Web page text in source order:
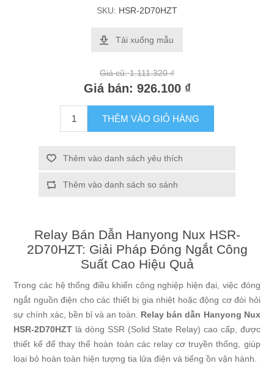
SKU: HSR-2D70HZT
Tải xuống mẫu
Giá cũ: 1.111.320 ₫
Giá bán: 926.100 ₫
THÊM VÀO GIỎ HÀNG
Thêm vào danh sách yêu thích
Thêm vào danh sách so sánh
Relay Bán Dẫn Hanyong Nux HSR-
2D70HZT: Giải Pháp Đóng Ngắt Công
Suất Cao Hiệu Quả
Trong các hệ thống điều khiển công nghiệp hiện đại, việc đóng
ngắt nguồn điện cho các thiết bị gia nhiệt hoặc động cơ đòi hỏi
sự chính xác, bền bỉ và an toàn. Relay bán dẫn Hanyong Nux
HSR-2D70HZT là dòng SSR (Solid State Relay) cao cấp, được
thiết kế để thay thế hoàn toàn các relay cơ truyền thống, giúp
loại bỏ hoàn toàn hiện tượng tia lửa điện và tiếng ồn vận hành.